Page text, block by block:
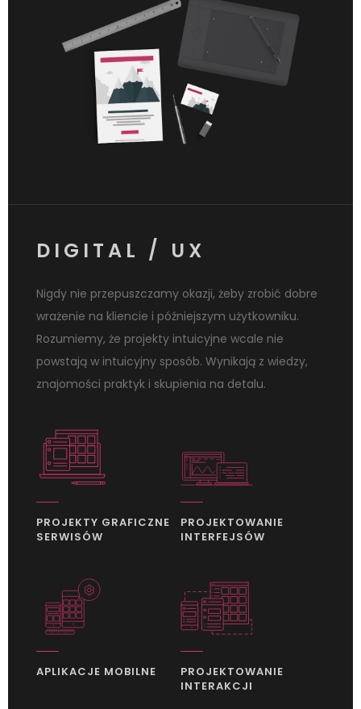
DIGITAL / UX
Nigdy nie przepuszczamy okazji, żeby zrobić dobre
wrażenie na kliencie i późniejszym użytkowniku.
Rozumiemy, że projekty intuicyjne wcale nie
powstają w intuicyjny sposób. Wynikają z wiedzy,
znajomości praktyk i skupienia na detalu.
PROJEKTY GRAFICZNE
SERWISÓW
PROJEKTOWANIE
INTERFEJSÓW
APLIKACJE MOBILNE
PROJEKTOWANIE
INTERAKCJI